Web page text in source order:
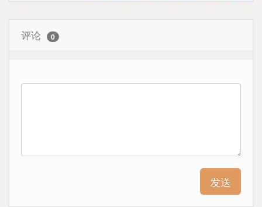
评论 0